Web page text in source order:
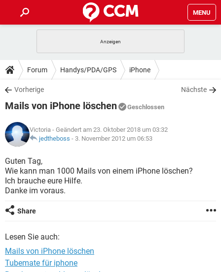
MENU
ANDROID IOS
WINDOWS 10
WHATSAPP TIKTOK
FACEBOOK
TIPPS & TRICKS
SPIELE STREAMING
WHATSAPP TIKTOK
FACEBOOK
DOWNLOADS
SPIELE STREAMING
ANDROID
WINDOWS 10 INSTAGRAM
WHATSAPP
FACEBOOK HARDWARE
SPIELE STREAMING
ANDROID
WINDOWS 10
WHATSAPP
LEXIKON
SPIELE
ANDROID IOS
WINDOWS 10
WHATSAPP
Forum Handys/PDA/GPS iPhone
Vorherige Nächste
Mails von iPhone löschen Geschlossen
Victoria - Geändert am 23. Oktober 2018 um 03:32
jedtheboss - 3. November 2012 um 06:53
Guten Tag,
Wie kann man 1000 Mails von einem iPhone löschen?
Ich brauche eure Hilfe.
Danke im voraus.
Share
Lesen Sie auch:
Mails von iPhone löschen
Tubemate für iphone